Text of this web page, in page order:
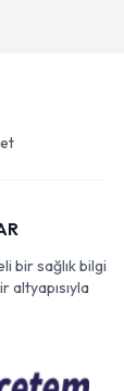
bir sağlık bilgi
altyapısıyla